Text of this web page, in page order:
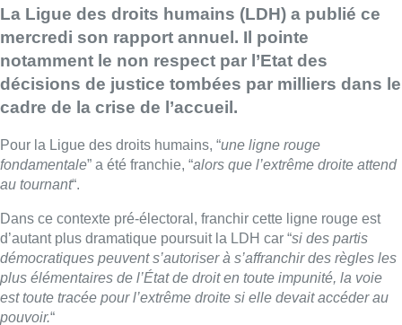
La Ligue des droits humains (LDH) a publié ce
mercredi son rapport annuel. Il pointe
notamment le non respect par l’Etat des
décisions de justice tombées par milliers dans le
cadre de la crise de l’accueil.
Pour la Ligue des droits humains, “une ligne rouge
fondamentale” a été franchie, “alors que l’extrême droite attend
au tournant“.
Dans ce contexte pré-électoral, franchir cette ligne rouge est
d’autant plus dramatique poursuit la LDH car “si des partis
démocratiques peuvent s’autoriser à s’affranchir des règles les
plus élémentaires de l’État de droit en toute impunité, la voie
est toute tracée pour l’extrême droite si elle devait accéder au
pouvoir.“